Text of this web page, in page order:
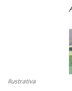
Ilustrativa